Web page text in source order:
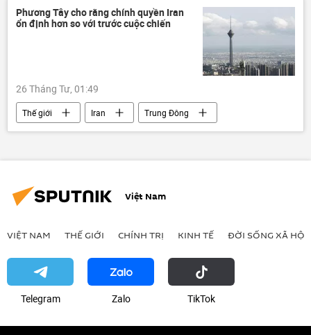
Liên Xô
Nhật Bản
Duma Quốc gia Nga
Phương Tây cho rằng chính quyền Iran
ổn định hơn so với trước cuộc chiến
26 Tháng Tư, 01:49
Thế giới Iran
Trung Đông
Báo chí thế giới
Hoa Kỳ
Việt Nam
VIỆT NAM THẾ GIỚI CHÍNH TRỊ KINH TẾ ĐỜI SỐNG XÃ HỘI
Telegram Zalo ТikТоk